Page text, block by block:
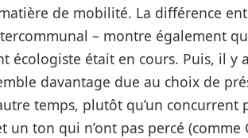
de mobilité. La différence
– montre également
écologiste était en cours. Puis, il y
davantage due au choix de
temps, plutôt qu’un concurrent
un ton qui n’ont pas percé (comme